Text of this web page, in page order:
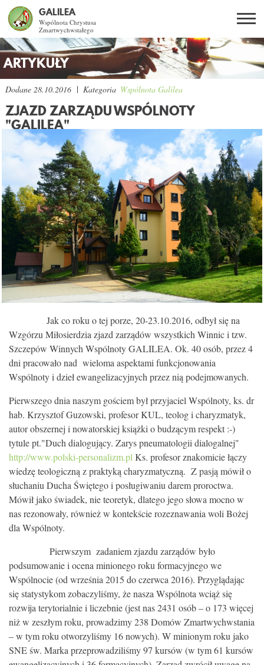
GALILEA
Wspólnota Chrystusa
Zmartwychwstałego
PL BG
Szukaj
CO DAJE ŻYCIE Z JEZUSEM?
SPOTKANIA OTWARTE
DLA KOGO?
AKTUALNOŚCI
WSPÓLNOTA
KURSY SNE
KONTAKT
ARTYKUŁY
Dodane 28.10.2016 Kategoria Wspólnota Galilea
ZJAZD ZARZĄDU WSPÓLNOTY
"GALILEA"
Jak co roku o tej porze, 20-23.10.2016, odbył się na
Wzgórzu Miłosierdzia zjazd zarządów wszystkich Winnic i tzw.
Szczepów Winnych Wspólnoty GALILEA. Ok. 40 osób, przez 4
dni pracowało nad wieloma aspektami funkcjonowania
Wspólnoty i dzieł ewangelizacyjnych przez nią podejmowanych.
Pierwszego dnia naszym gościem był przyjaciel Wspólnoty, ks. dr
hab. Krzysztof Guzowski, profesor KUL, teolog i charyzmatyk,
autor obszernej i nowatorskiej książki o budzącym respekt :-)
tytule pt."Duch dialogujący. Zarys pneumatologii dialogalnej"
http://www.polski-personalizm.pl Ks. profesor znakomicie łączy
wiedzę teologiczną z praktyką charyzmatyczną. Z pasją mówił o
słuchaniu Ducha Świętego i posługiwaniu darem proroctwa.
Mówił jako świadek, nie teoretyk, dlatego jego słowa mocno w
nas rezonowały, również w kontekście rozeznawania woli Bożej
dla Wspólnoty.
Pierwszym zadaniem zjazdu zarządów było
podsumowanie i ocena minionego roku formacyjnego we
Wspólnocie (od września 2015 do czerwca 2016). Przyglądając
się statystykom zobaczyliśmy, że nasza Wspólnota wciąż się
rozwija terytorialnie i liczebnie (jest nas 2431 osób – o 173 więcej
niż w zeszłym roku, prowadzimy 238 Domów Zmartwychwstania
– w tym roku otworzyliśmy 16 nowych). W minionym roku jako
SNE św. Marka przeprowadziliśmy 97 kursów (w tym 61 kursów